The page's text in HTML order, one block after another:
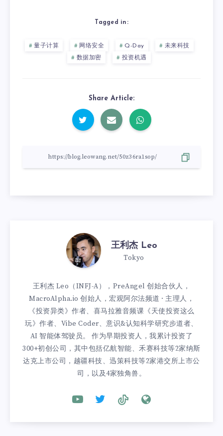
Tagged in:
量子计算 网络安全 Q-Day
未来科技
数据加密
投资机遇
Share Article:
王利杰 Leo
Tokyo
王利杰 Leo（INFJ-A），PreAngel 创始合伙人，
MacroAlpha.io 创始人，宏观阿尔法频道 · 主理人，
《投资异类》作者、喜马拉雅音频课《天使投资这么
玩》作者、Vibe Coder、意识&认知科学研究步道者、
AI 智能体驾驶员。 作为早期投资人，我累计投资了
300+初创公司，其中包括亿航智能、禾赛科技等2家纳斯
达克上市公司，越疆科技、迅策科技等2家港交所上市公
司，以及4家独角兽。